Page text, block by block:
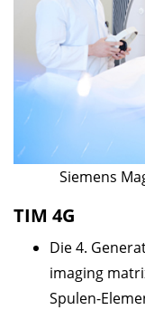
Siemens
TIM 4G
Die 4.
imaging
Spulen-